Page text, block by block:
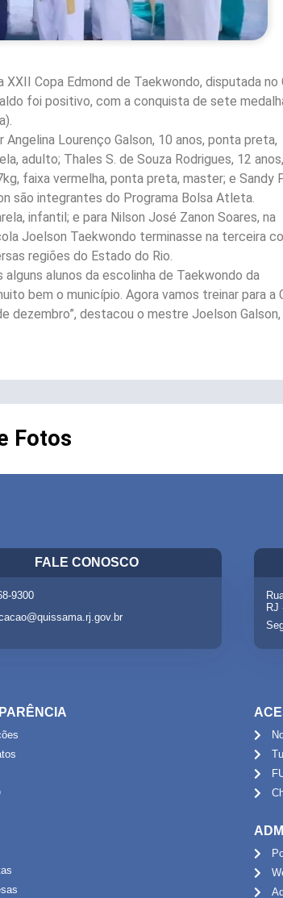
Copa Edmond de Taekwondo, disputada no
foi positivo, com a conquista de sete
Lourenço Galson, 10 anos, ponta preta,
adulto; Thales S. de Souza Rodrigues, 12
faixa vermelha, ponta preta, master; e Sandy
são integrantes do Programa Bolsa Atleta.
infantil; e para Nilson José Zanon Soares, na
Joelson Taekwondo terminasse na terceira
regiões do Estado do Rio.
alunos da escolinha de Taekwondo da
bem o município. Agora vamos treinar para a
dezembro”, destacou o mestre Joelson
Fotos
FALE CONOSCO
9300
RJ